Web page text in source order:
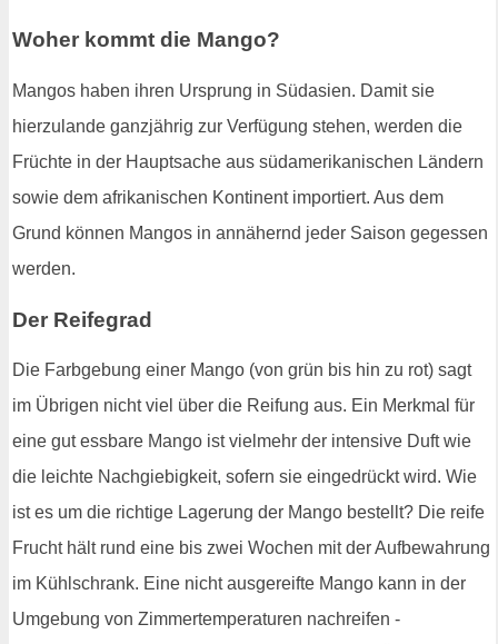
Woher kommt die Mango?
Mangos haben ihren Ursprung in Südasien. Damit sie
hierzulande ganzjährig zur Verfügung stehen, werden die
Früchte in der Hauptsache aus südamerikanischen Ländern
sowie dem afrikanischen Kontinent importiert. Aus dem
Grund können Mangos in annähernd jeder Saison gegessen
werden.
Der Reifegrad
Die Farbgebung einer Mango (von grün bis hin zu rot) sagt
im Übrigen nicht viel über die Reifung aus. Ein Merkmal für
eine gut essbare Mango ist vielmehr der intensive Duft wie
die leichte Nachgiebigkeit, sofern sie eingedrückt wird. Wie
ist es um die richtige Lagerung der Mango bestellt? Die reife
Frucht hält rund eine bis zwei Wochen mit der Aufbewahrung
im Kühlschrank. Eine nicht ausgereifte Mango kann in der
Umgebung von Zimmertemperaturen nachreifen -